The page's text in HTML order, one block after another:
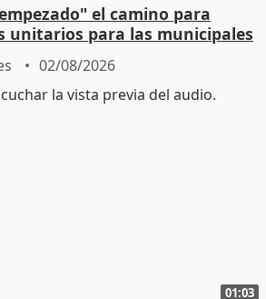
el camino para
unitarios para las municipales
02/08/2026
01:03